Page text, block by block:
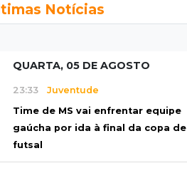
Notícias
QUARTA, 05 DE AGOSTO
23:33 Juventude
Time de MS vai enfrentar equipe
gaúcha por ida à final da copa de
futsal